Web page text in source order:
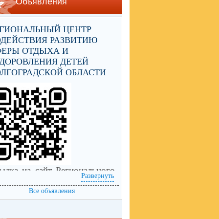
ЦЕНТР
РАЗВИТИЮ
ОТДЫХА И
ДЕТЕЙ
ОБЛАСТИ
на сайт Регионального
содействия развитию
отдыха и оздоровления
Волгоградской области
Развернуть
Все объявления